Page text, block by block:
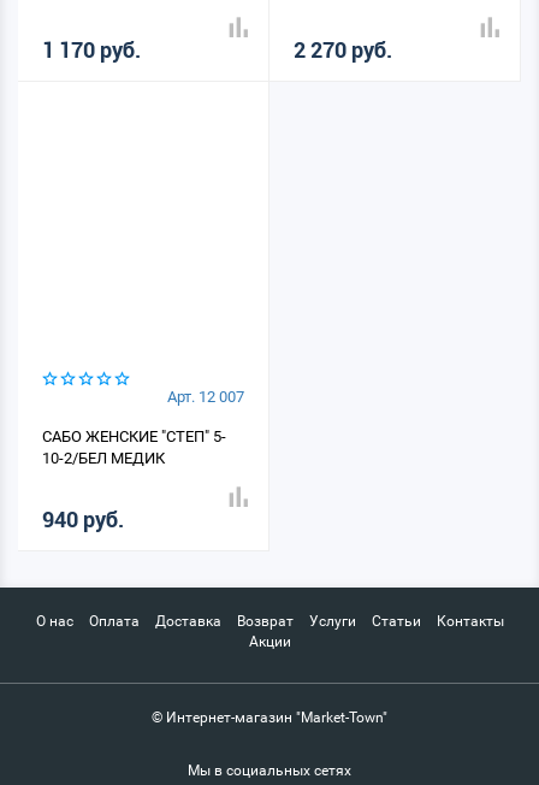
1 170 руб. 2 270 руб.
Арт. 12 007
САБО ЖЕНСКИЕ "СТЕП" 5-
10-2/БЕЛ МЕДИК
940 руб.
О нас Оплата Доставка Возврат Услуги Статьи
Контакты
Акции
© Интернет-магазин "Market-Town"
Мы в социальных сетях